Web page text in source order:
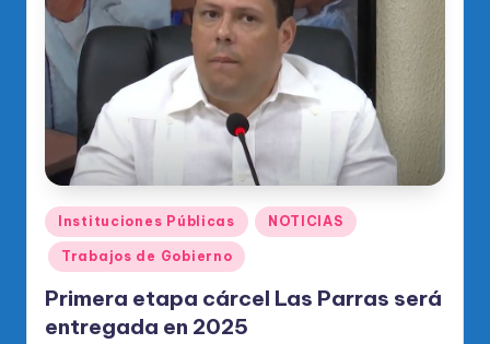
di
c
o
fi
ci
al
d
el
Publicado
en
Instituciones Públicas NOTICIAS
Trabajos de Gobierno
Primera etapa cárcel Las Parras será
entregada en 2025